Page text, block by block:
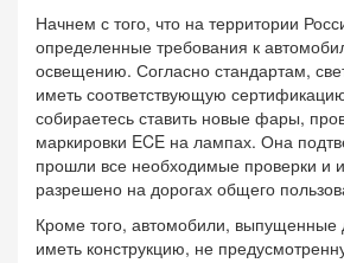
Начнем с того, что на территории
определенные требования к
освещению. Согласно стандартам,
иметь соответствующую
собираетесь ставить новые фары,
маркировки ECE на лампах. Она
прошли все необходимые проверки и
разрешено на дорогах общего
Кроме того, автомобили, выпущенные
иметь конструкцию, не